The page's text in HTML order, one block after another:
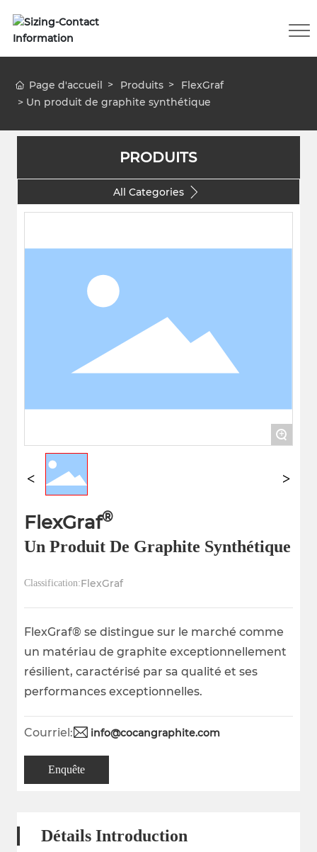
Page d'accueil Produits
FlexGraf
Un produit de graphite synthétique
PRODUITS
All Categories
+
FlexGraf®
Un Produit De Graphite Synthétique
Classification:FlexGraf
FlexGraf® se distingue sur le marché comme
un matériau de graphite exceptionnellement
résilient, caractérisé par sa qualité et ses
performances exceptionnelles.
Courriel: info@cocangraphite.com
Enquête
Détails Introduction